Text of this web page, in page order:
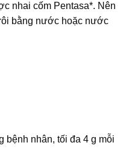
nhai cốm Pentasa*. Nên
bằng nước hoặc nước
nhân, tối đa 4 g mỗi